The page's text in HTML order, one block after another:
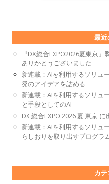
最近
『DX総合EXPO2026夏東京
ありがとうございました
新連載：AIを利用するソリュ
発のアイデアを詰める
新連載：AIを利用するソリュ
と手段としてのAI
DX 総合EXPO 2026 夏 東京 に
新連載：AIを利用するソリュ
らしおりを取り出すプログラ
カテ